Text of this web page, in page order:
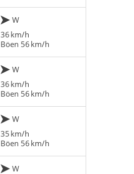
W
36 km/h
Böen 56 km/h
W
36 km/h
Böen 56 km/h
W
35 km/h
Böen 56 km/h
W